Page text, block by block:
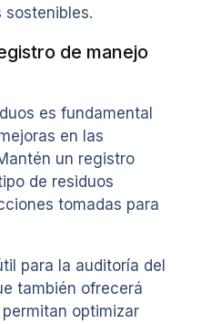
de manejo
es fundamental
en las
un registro
de residuos
tomadas para
para la auditoría del
también ofrecerá
optimizar